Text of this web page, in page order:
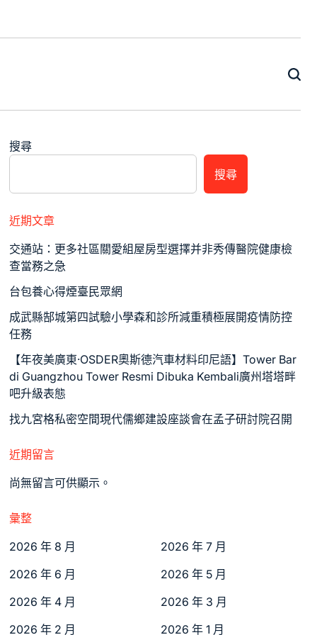
搜尋
搜尋
近期文章
交通站：更多社區關愛組屋房型選擇并非秀傳醫院健康檢
查當務之急
台包養心得煙臺民眾網
成武縣郜城第四試驗小學森和診所減重積極展開疫情防控
任務
【年夜美廣東·OSDER奧斯德汽車材料印尼語】Tower Bar
di Guangzhou Tower Resmi Dibuka Kembali廣州塔塔畔
吧升級表態
找九宮格私密空間現代儒鄉建設座談會在孟子研討院召開
近期留言
尚無留言可供顯示。
彙整
2026 年 8 月
2026 年 7 月
2026 年 6 月
2026 年 5 月
2026 年 4 月
2026 年 3 月
2026 年 2 月
2026 年 1 月